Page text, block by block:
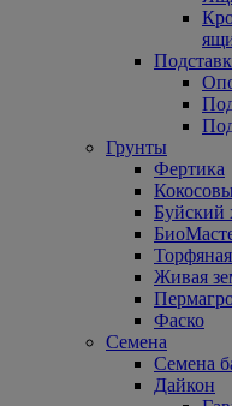
Грунты
Фертика
Буйский
Живая
Фаско
Семена
Семена
Дайкон